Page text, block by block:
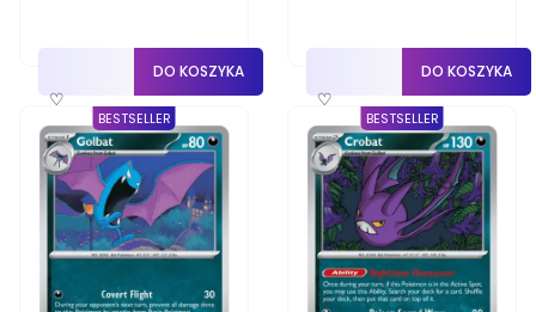
♡
DO KOSZYKA
♡
DO KOSZYKA
BESTSELLER BESTSELLER